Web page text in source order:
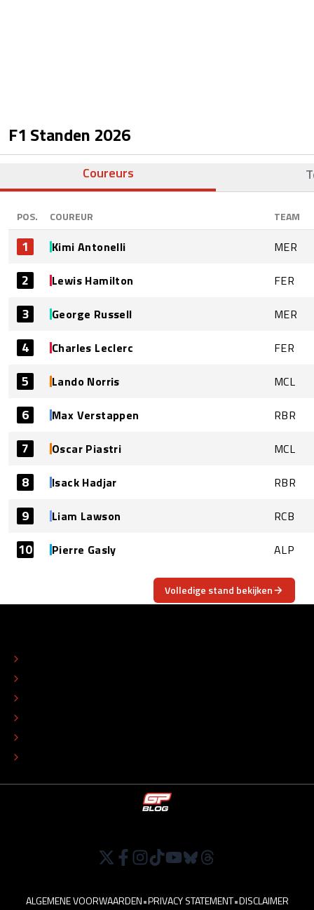
F1 Standen 2026
Coureurs
POS. COUREUR TEAM
1 Kimi Antonelli MER
2 Lewis Hamilton FER
3 George Russell MER
4 Charles Leclerc FER
5 Lando Norris MCL
6 Max Verstappen RBR
7 Oscar Piastri MCL
8 Isack Hadjar RBR
9 Liam Lawson RCB
10 Pierre Gasly ALP
Volledige stand bekijken
ALGEMENE VOORWAARDEN•PRIVACY STATEMENT•DISCLAIMER